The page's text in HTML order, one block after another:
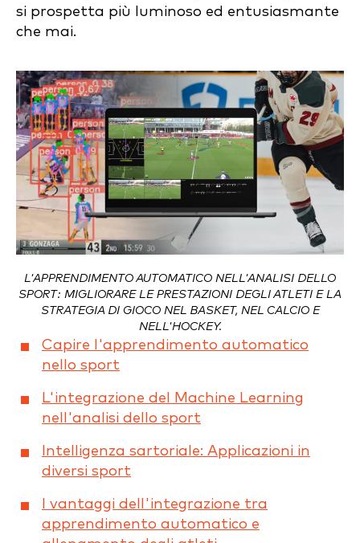
si prospetta più luminoso ed entusiasmante
che mai.
L'APPRENDIMENTO AUTOMATICO NELL'ANALISI DELLO
SPORT: MIGLIORARE LE PRESTAZIONI DEGLI ATLETI E LA
STRATEGIA DI GIOCO NEL BASKET, NEL CALCIO E
NELL'HOCKEY.
Capire l'apprendimento automatico
nello sport
L'integrazione del Machine Learning
nell'analisi dello sport
Intelligenza sartoriale: Applicazioni in
diversi sport
I vantaggi dell'integrazione tra
apprendimento automatico e